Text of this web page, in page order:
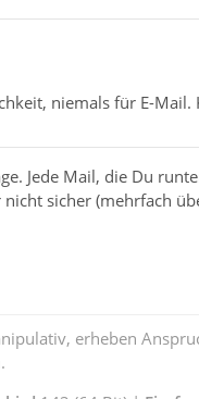
niemals für E-
Jede Mail, die Du
sicher (mehrfach
erheben